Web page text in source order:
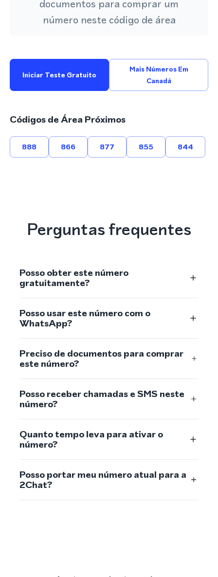
documentos para comprar um
número neste código de área
Iniciar Teste Gratuito
Mais Números Em
Canadá
Códigos de Área Próximos
888 866 877 855 844
Perguntas frequentes
Posso obter este número
gratuitamente?
Posso usar este número com o
WhatsApp?
Preciso de documentos para comprar
este número?
Posso receber chamadas e SMS neste
número?
Quanto tempo leva para ativar o
número?
Posso portar meu número atual para a
2Chat?